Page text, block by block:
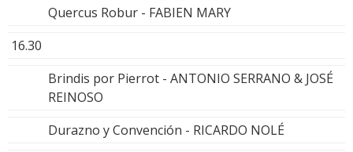
Quercus Robur - FABIEN MARY
16.30
Brindis por Pierrot - ANTONIO SERRANO & JOSÉ
REINOSO
Durazno y Convención - RICARDO NOLÉ